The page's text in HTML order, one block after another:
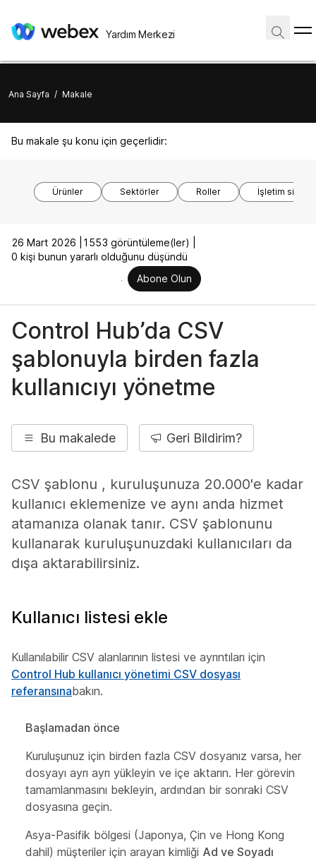
Yardım Merkezi
Ana Sayfa / Makale
Bu makale şu konu için geçerlidir:
Ürünler Sektörler Roller İşletim
26 Mart 2026 |
1553 görüntüleme(ler) |
0 kişi bunun yararlı olduğunu düşündü
Abone Olun
Control Hub’da CSV
şablonuyla birden fazla
kullanıcıyı yönetme
Bu makalede Geri Bildirim?
CSV şablonu , kuruluşunuza 20.000'e kadar
kullanıcı eklemenize ve aynı anda hizmet
atamanıza olanak tanır. CSV şablonunu
kullanarak kuruluşunuzdaki kullanıcıları da
dışa aktarabilirsiniz.
Kullanıcı listesi ekle
Kullanılabilir CSV alanlarının listesi ve ayrıntıları için
Control Hub kullanıcı yönetimi CSV dosyası
referansınabakın.
Başlamadan önce
Kuruluşunuz için birden fazla CSV dosyanız varsa, her
dosyayı ayrı ayrı yükleyin ve içe aktarın. Her görevin
tamamlanmasını bekleyin, ardından bir sonraki CSV
dosyasına geçin.
Asya-Pasifik bölgesi (Japonya, Çin ve Hong Kong
dahil) müşteriler için arayan kimliği Ad ve Soyadı